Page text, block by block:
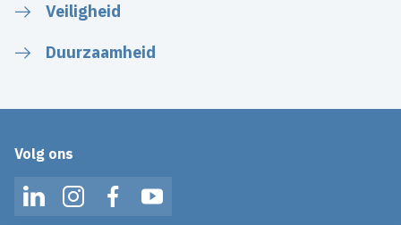
Veiligheid
Duurzaamheid
Volg ons
LinkedInInstagramFacebookYouTube